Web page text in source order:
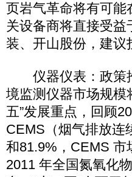
页岩气革命将有可能
关设备商将直接受
装、开山股份，建议
仪器仪表：政策推
境监测仪器市场规模
五”发展重点，回顾
CEMS（烟气排放连
和81.9%，CEMS 市
2011 年全国氮氧化